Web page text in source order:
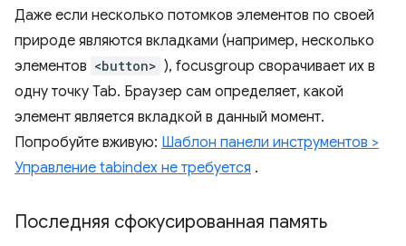
Даже если несколько потомков элементов по своей
природе являются вкладками (например, несколько
элементов <button> ), focusgroup сворачивает их в
одну точку Tab. Браузер сам определяет, какой
элемент является вкладкой в ​​данный момент.
Попробуйте вживую: Шаблон панели инструментов >
Управление tabindex не требуется .
Последняя сфокусированная память